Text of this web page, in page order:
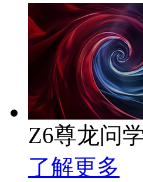
Z6尊龙问
了解更多